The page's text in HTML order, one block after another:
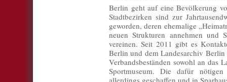
Berlin geht auf eine Bevölkerung
Stadtbezirken sind zur
geworden, deren ehemalige
neuen Strukturen annehmen und
vereinen. Seit 2011 gibt es
Berlin und dem Landesarchiv
Verbandsbeständen sowohl an das
Sportmuseum. Die dafür nötigen
allerdings geschaffen und in